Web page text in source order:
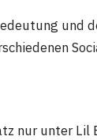
und
nur unter